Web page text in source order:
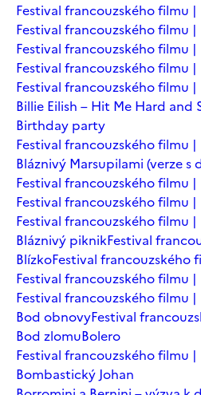
Festival francouzského filmu
Festival francouzského filmu |
Festival francouzského filmu
Festival francouzského filmu |
Festival francouzského filmu
Billie Eilish – Hit Me Hard and
Birthday party
Festival francouzského filmu
Bláznivý Marsupilami (verze s
Festival francouzského filmu
Festival francouzského filmu
Festival francouzského filmu
Bláznivý piknikFestival
BlízkoFestival francouzského
Festival francouzského filmu
Festival francouzského filmu
Bod obnovyFestival
Bod zlomuBolero
Festival francouzského filmu |
Bombastický Johan